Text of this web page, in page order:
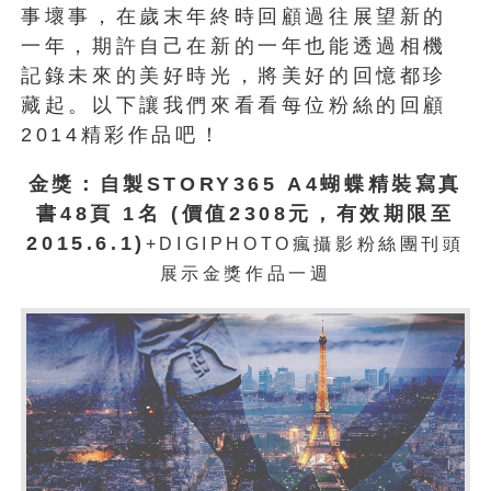
事壞事，在歲末年終時回顧過往展望新的
一年，期許自己在新的一年也能透過相機
記錄未來的美好時光，將美好的回憶都珍
藏起。以下讓我們來看看每位粉絲的回顧
2014精彩作品吧！
金獎：自製STORY365 A4蝴蝶精裝寫真
書48頁 1名 (價值2308元，有效期限至
2015.6.1) +DIGIPHOTO瘋攝影粉絲團刊頭
展示金獎作品一週